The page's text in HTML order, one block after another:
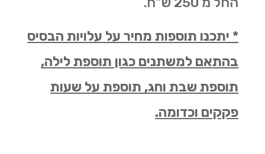
* יתכנו תוספות מחיר על עלויות הבסיס
בהתאם למשתנים כגון תוספת לילה,
תוספת שבת וחג, תוספת על שעות
פקקים וכדומה.